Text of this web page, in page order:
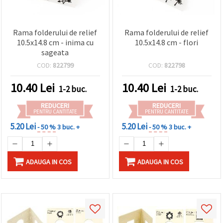
Rama folderului de relief
10.5x14.8 cm - inima cu
sageata
COD: 822799
10.40 Lei 1-2 buc.
REDUCERI
PENTRU CANTITATE
5.20 Lei- 50 %3 buc. +
ADAUGA IN COS
Rama folderului de relief
10.5x14.8 cm - flori
COD: 822798
10.40 Lei 1-2 buc.
REDUCERI
PENTRU CANTITATE
5.20 Lei- 50 %3 buc. +
ADAUGA IN COS